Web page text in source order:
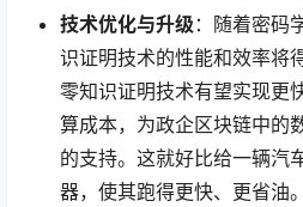
技术优化与升级 ：随着密码
识证明技术的性能和效率将
零知识证明技术有望实现更
算成本，为政企区块链中的
的支持。这就好比给一辆汽
器，使其跑得更快、更省油。